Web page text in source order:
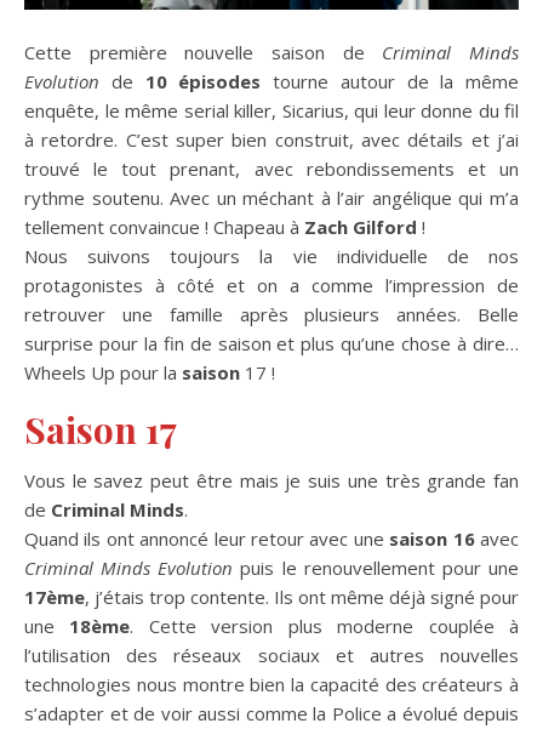
Cette première nouvelle saison de Criminal Minds
Evolution de 10 épisodes tourne autour de la même
enquête, le même serial killer, Sicarius, qui leur donne du fil
à retordre. C’est super bien construit, avec détails et j’ai
trouvé le tout prenant, avec rebondissements et un
rythme soutenu. Avec un méchant à l’air angélique qui m’a
tellement convaincue ! Chapeau à Zach Gilford !
Nous suivons toujours la vie individuelle de nos
protagonistes à côté et on a comme l’impression de
retrouver une famille après plusieurs années. Belle
surprise pour la fin de saison et plus qu’une chose à dire…
Wheels Up pour la saison 17 !
Saison 17
Vous le savez peut être mais je suis une très grande fan
de Criminal Minds.
Quand ils ont annoncé leur retour avec une saison 16avec
Criminal Minds Evolution puis le renouvellement pour une
17ème, j’étais trop contente. Ils ont même déjà signé pour
une 18ème. Cette version plus moderne couplée à
l’utilisation des réseaux sociaux et autres nouvelles
technologies nous montre bien la capacité des créateurs à
s’adapter et de voir aussi comme la Police a évolué depuis